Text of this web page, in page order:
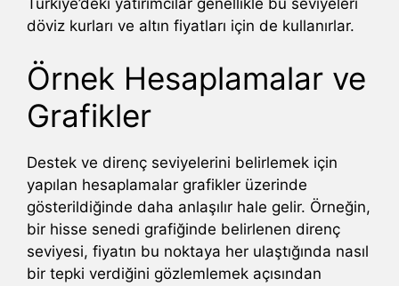
döviz kurları ve altın fiyatları için de kullanırlar.
Örnek Hesaplamalar ve
Grafikler
Destek ve direnç seviyelerini belirlemek için
yapılan hesaplamalar grafikler üzerinde
gösterildiğinde daha anlaşılır hale gelir. Örneğin,
bir hisse senedi grafiğinde belirlenen direnç
seviyesi, fiyatın bu noktaya her ulaştığında nasıl
bir tepki verdiğini gözlemlemek açısından